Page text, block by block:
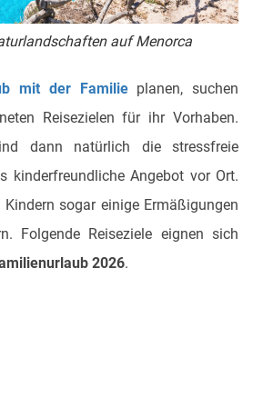
auf Menorca
mit der Familieplanen, suchen
Reisezielen für ihr Vorhaben.
dann natürlich die stressfreie
kinderfreundliche Angebot vor Ort.
sogar einige Ermäßigungen
Folgende Reiseziele eignen sich
2026.